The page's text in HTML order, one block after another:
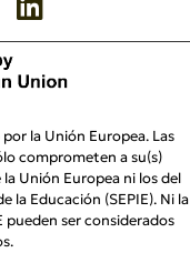
la Unión Europea. Las
comprometen a su(s)
Unión Europea ni los del
la Educación (SEPIE). Ni la
pueden ser considerados